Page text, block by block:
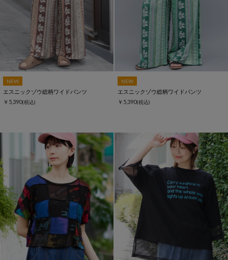
NEW
エスニックゾウ総柄ワイドパンツ
￥5,390(税込)
NEW
エスニックゾウ総柄ワイドパンツ
￥5,390(税込)